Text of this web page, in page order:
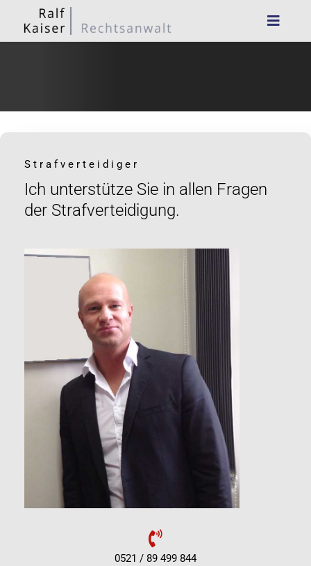
Strafverteidiger
Ich unterstütze Sie in allen Fragen
der Strafverteidigung.
0521 / 89 499 844